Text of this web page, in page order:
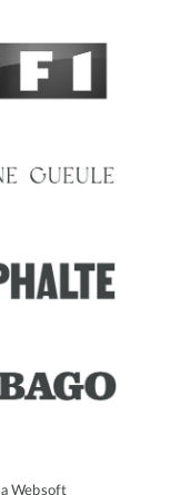
Websoft